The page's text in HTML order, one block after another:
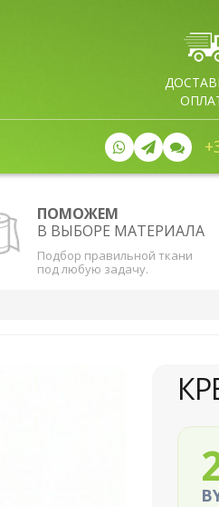
ПОМОЖЕМ
В ВЫБОРЕ МАТЕРИАЛА
Подбор правильной ткани
под любую задачу.